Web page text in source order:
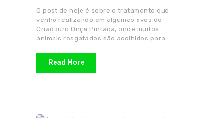
O post de hoje é sobre o tratamento que
venho realizando em algumas aves do
Criadouro Onça Pintada, onde muitos
animais resgatados são acolhidos para…
Read More